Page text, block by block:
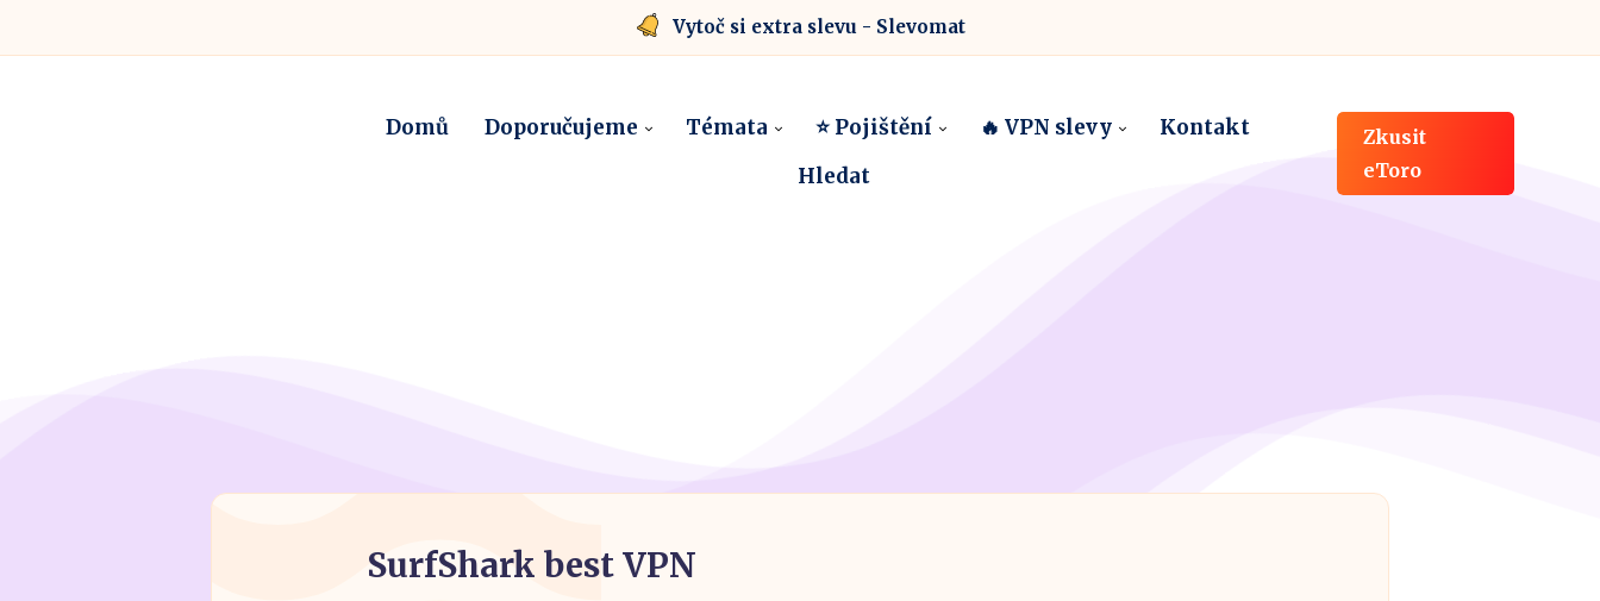
Vytoč si extra slevu - Slevomat
Domů Doporučujeme Témata ⭐ Pojištění 🔥 VPN slevy
Kontakt
Hledat
Zkusit
eToro
SurfShark best VPN